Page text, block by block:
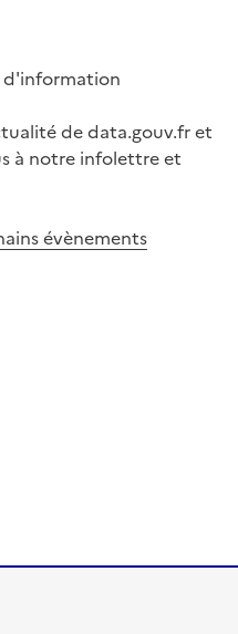
d'information
de data.gouv.fr et
à notre infolettre et
évènements